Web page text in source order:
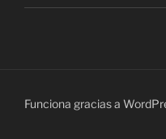
Funciona gracias a